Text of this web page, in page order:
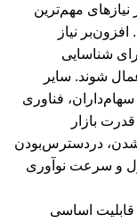
مهم‌ترین
نیاز
شناسایی
شوند. سایر
فناوری
بازار
در‌دسترس‌بودن
و سرعت نوآوری
از اچ‌آرسی‌اس انجام‌شده در سال 2016، 11 قابلیت اساسی